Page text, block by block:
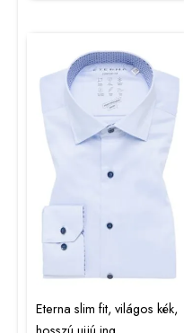
Eterna slim fit, világos kék,